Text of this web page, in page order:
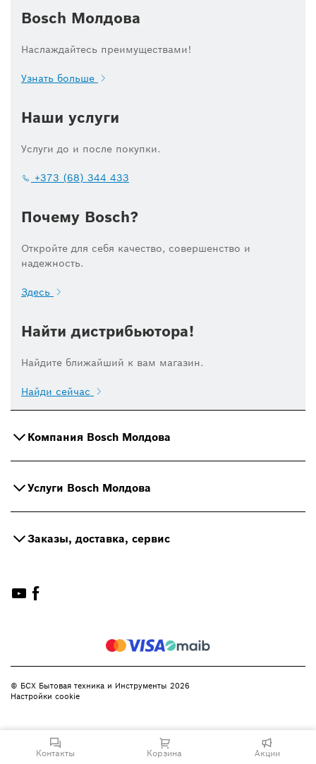
Bosch Молдова
Наслаждайтесь преимуществами!
Узнать больше
Наши услуги
Услуги до и после покупки.
+373 (68) 344 433
Почему Bosch?
Откройте для себя качество, совершенство и
надежность.
Здесь
Найти дистрибьютора!
Найдите ближайший к вам магазин.
Найди сейчас
Компания Bosch Молдова
Услуги Bosch Молдова
Заказы, доставка, сервис
© БСХ Бытовая техника и Инструменты 2026
Настройки cookie
Контакты Корзина Акции